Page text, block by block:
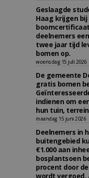
Geslaagde
Haag krijgen
deelnemers
twee jaar tijd
bomen op.
woensdag 15 juli 2026
De gemeente
gratis bomen
indienen om
hun tuin,
maandag 15 juni 2026
Deelnemers in
buitengebied
€1.000 aan
bosplantsoen
procent door
wordt vergoed,